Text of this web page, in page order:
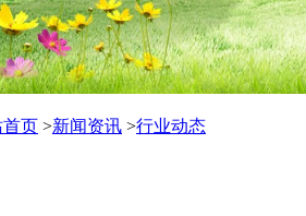
首页 >新闻资讯 >行业动态